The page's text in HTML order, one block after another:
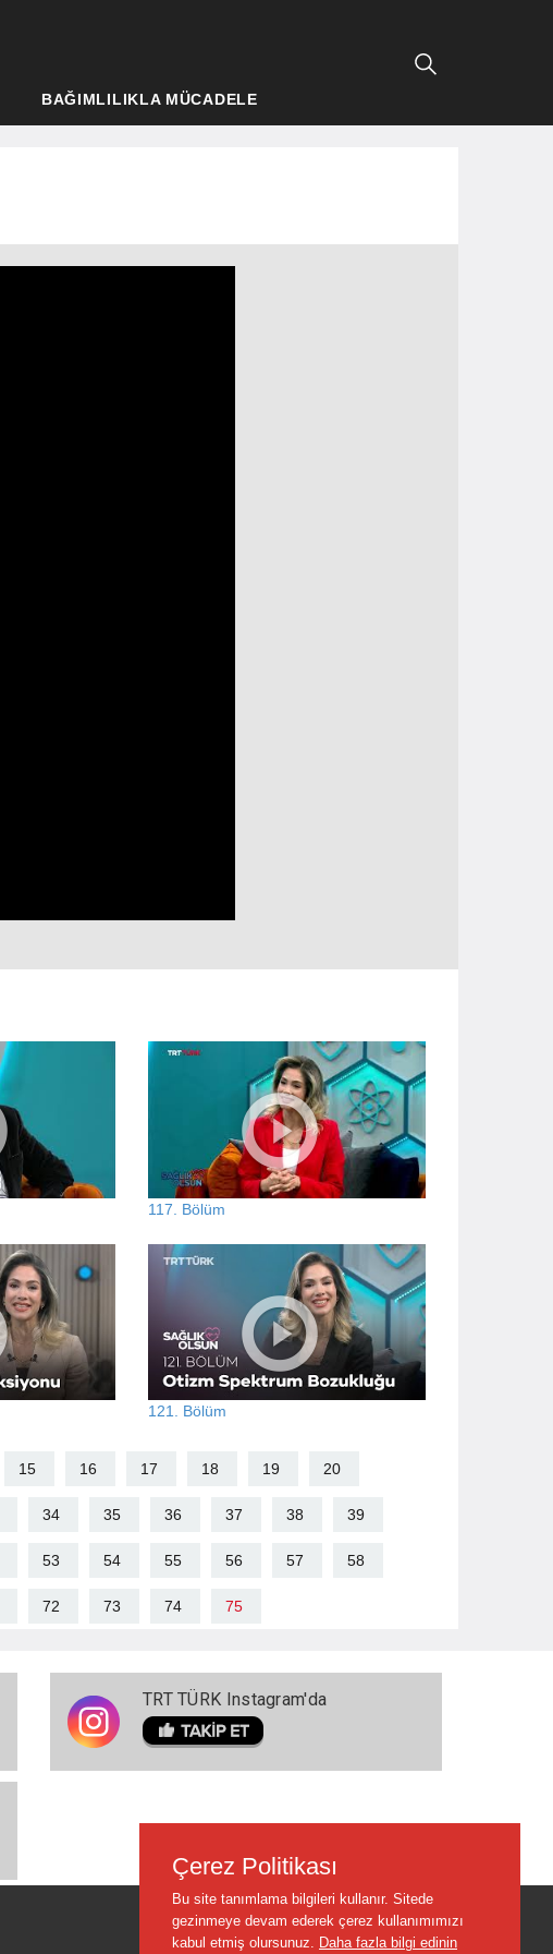
BAĞIMLILIKLA MÜCADELE
117. Bölüm
121. Bölüm
15 16 17 18 19 20
34 35 36 37 38 39
53 54 55 56 57 58
72 73 74 75
TRT TÜRK Instagram'da
Çerez Politikası
Bu site tanımlama bilgileri kullanır. Sitede
gezinmeye devam ederek çerez kullanımımızı
kabul etmiş olursunuz. Daha fazla bilgi edinin